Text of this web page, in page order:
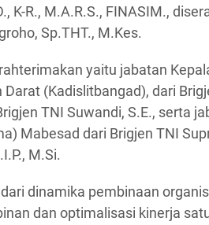
K-R., M.A.R.S., FINASIM.,
Sp.THT., M.Kes.
yaitu jabatan
(Kadislitbangad), dari
TNI Suwandi, S.E., serta
Mabesad dari Brigjen TNI
M.Si.
dinamika pembinaan
dan optimalisasi kinerja